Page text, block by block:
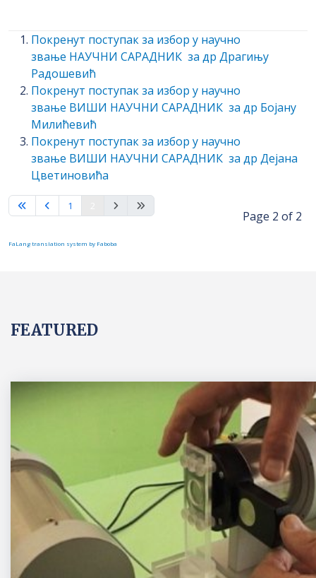
Покренут поступак за избор у научно
звање НАУЧНИ САРАДНИК за др Драгињу
Радошевић
Покренут поступак за избор у научно
звање ВИШИ НАУЧНИ САРАДНИК за др Бојану
Милићевић
Покренут поступак за избор у научно
звање ВИШИ НАУЧНИ САРАДНИК за др Дејана
Цветиновићa
Page 2 of 2
1
FaLang translation system by Faboba
FEATURED